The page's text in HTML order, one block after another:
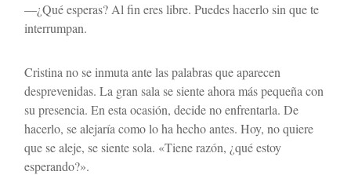
—¿Qué esperas? Al fin eres libre. Puedes hacerlo sin que te
interrumpan.
Cristina no se inmuta ante las palabras que aparecen
desprevenidas. La gran sala se siente ahora más pequeña con
su presencia. En esta ocasión, decide no enfrentarla. De
hacerlo, se alejaría como lo ha hecho antes. Hoy, no quiere
que se aleje, se siente sola. «Tiene razón, ¿qué estoy
esperando?».